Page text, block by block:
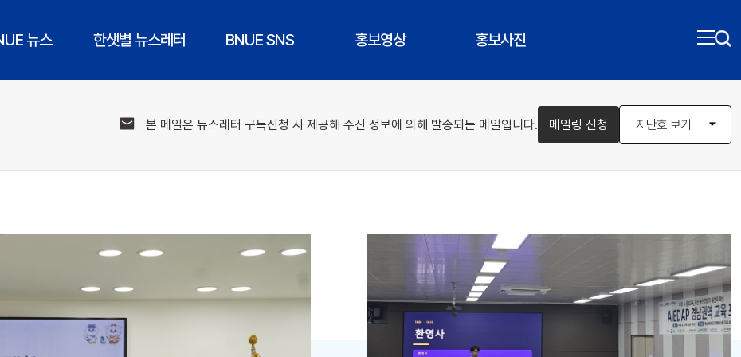
뉴스 한샛별 뉴스레터 BNUE SNS 홍보영상 홍보사진
본 메일은 뉴스레터 구독신청 시 제공해 주신 정보에 의해 발송되는 메일입니다. 메일링 신청 지난호 보기
vol.98
vol.96
vol.95
vol.94
vol.93